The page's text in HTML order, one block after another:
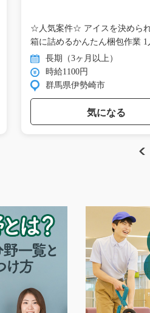
Previous
☆人気案件☆ アイスを決めら
箱に詰めるかんたん梱包作業 1
が… 長期（3ヶ月以上）
時給1100円
群馬県伊勢崎市
気になる